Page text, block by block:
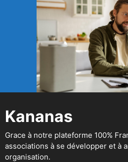
Kananas
Grace à notre plateforme 100%
associations à se développer et à
organisation.